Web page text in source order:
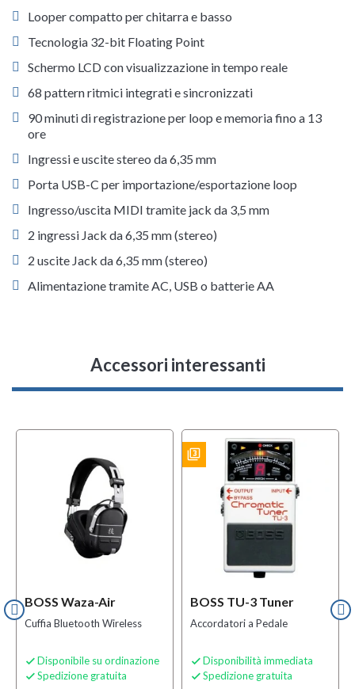
Looper compatto per chitarra e basso
Tecnologia 32-bit Floating Point
Schermo LCD con visualizzazione in tempo reale
68 pattern ritmici integrati e sincronizzati
90 minuti di registrazione per loop e memoria fino a 13
ore
Ingressi e uscite stereo da 6,35 mm
Porta USB-C per importazione/esportazione loop
Ingresso/uscita MIDI tramite jack da 3,5 mm
2 ingressi Jack da 6,35 mm (stereo)
2 uscite Jack da 6,35 mm (stereo)
Alimentazione tramite AC, USB o batterie AA
Accessori interessanti
BOSS Waza-Air
Cuffia Bluetooth Wireless
 Disponibile su ordinazione
 Spedizione gratuita
BOSS TU-3 Tuner
Accordatori a Pedale
 Disponibilità immediata
 Spedizione gratuita
filter_3